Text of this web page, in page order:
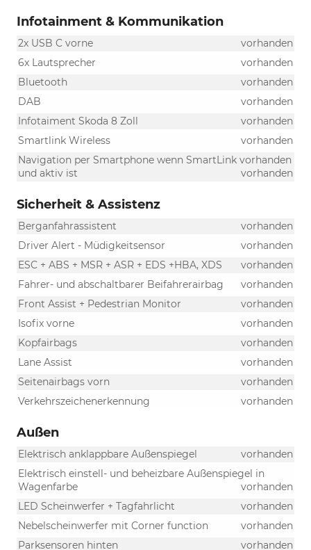
Infotainment & Kommunikation
2x USB C vorne
vorhanden
6x Lautsprecher
vorhanden
Bluetooth
vorhanden
DAB
vorhanden
Infotaiment Skoda 8 Zoll
vorhanden
Smartlink Wireless
vorhanden
Navigation per Smartphone wenn SmartLink vorhanden
und aktiv ist
vorhanden
Sicherheit & Assistenz
Berganfahrassistent
vorhanden
Driver Alert - Müdigkeitsensor
vorhanden
ESC + ABS + MSR + ASR + EDS +HBA, XDS
vorhanden
Fahrer- und abschaltbarer Beifahrerairbag
vorhanden
Front Assist + Pedestrian Monitor
vorhanden
Isofix vorne
vorhanden
Kopfairbags
vorhanden
Lane Assist
vorhanden
Seitenairbags vorn
vorhanden
Verkehrszeichenerkennung
vorhanden
Außen
Elektrisch anklappbare Außenspiegel
vorhanden
Elektrisch einstell- und beheizbare Außenspiegel in
Wagenfarbe
vorhanden
LED Scheinwerfer + Tagfahrlicht
vorhanden
Nebelscheinwerfer mit Corner function
vorhanden
Parksensoren hinten
vorhanden